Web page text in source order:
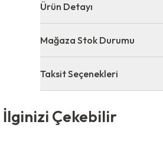
Ürün Detayı
Mağaza Stok Durumu
Taksit Seçenekleri